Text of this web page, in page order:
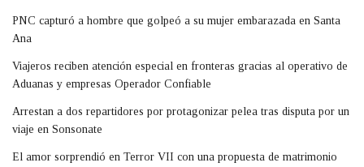
PNC capturó a hombre que golpeó a su mujer embarazada en Santa
Ana
Viajeros reciben atención especial en fronteras gracias al operativo de
Aduanas y empresas Operador Confiable
Arrestan a dos repartidores por protagonizar pelea tras disputa por un
viaje en Sonsonate
El amor sorprendió en Terror VII con una propuesta de matrimonio